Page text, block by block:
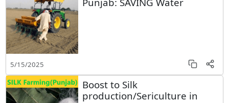
5/15/2025
Boost to Silk
production/Sericulture in